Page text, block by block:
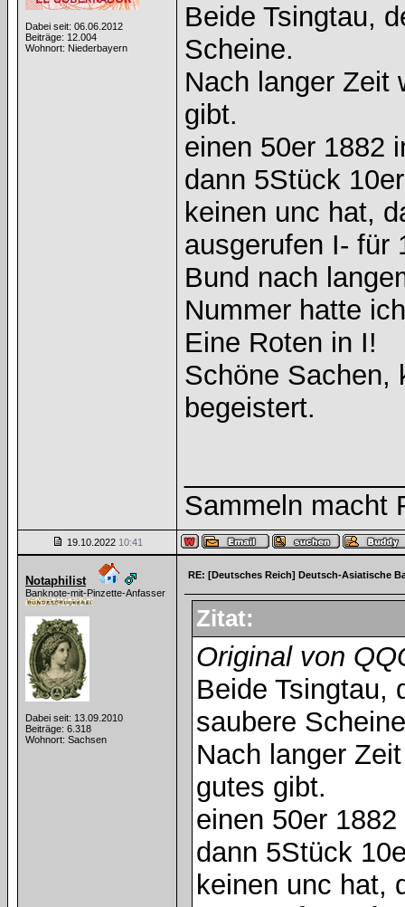
Dabei seit: 06.06.2012
Beiträge: 12.004
Wohnort: Niederbayern
Beide Tsingtau,
Scheine.
Nach langer Zeit
gibt.
einen 50er 1882
dann 5Stück
keinen unc hat,
ausgerufen I- für
Bund nach
Nummer hatte
Eine Roten in I!
Schöne Sachen,
begeistert.
Sammeln macht
19.10.2022 10:41
Notaphilist
Banknote-mit-Pinzette-Anfasser
Dabei seit: 13.09.2010
Beiträge: 6.318
Wohnort: Sachsen
RE: [Deutsches Reich] Deutsch-Asiatische
Zitat:
Original von
Beide Tsingtau,
saubere
Nach langer
gutes gibt.
einen 50er
dann 5Stück
keinen unc hat,